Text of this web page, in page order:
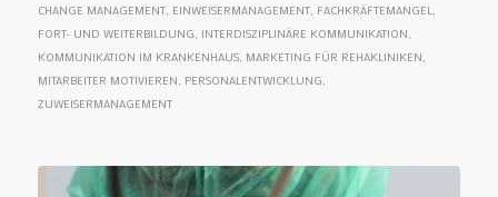
CHANGE MANAGEMENT, EINWEISERMANAGEMENT, FACHKRÄFTEMANGEL,
FORT- UND WEITERBILDUNG, INTERDISZIPLINÄRE KOMMUNIKATION,
KOMMUNIKATION IM KRANKENHAUS, MARKETING FÜR REHAKLINIKEN,
MITARBEITER MOTIVIEREN, PERSONALENTWICKLUNG,
ZUWEISERMANAGEMENT